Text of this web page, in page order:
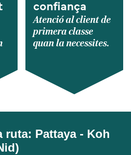
confiança
Atenció al client de
primera classe
quan la necessites.
ruta: Pattaya - Koh